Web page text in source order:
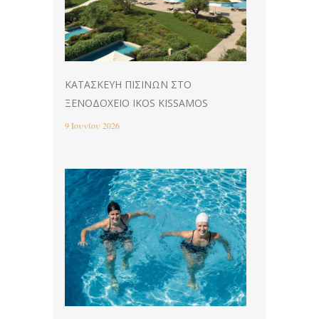
ΚΑΤΑΣΚΕΥΉ ΠΙΣΊΝΩΝ ΣΤΟ
ΞΕΝΟΔΟΧΕΊΟ IKOS KISSAMOS
9 Ιουνίου 2026